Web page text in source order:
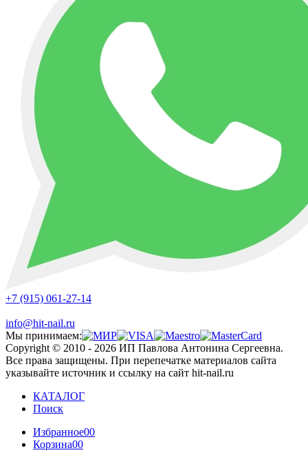
+7 (915) 061-27-14
info@hit-nail.ru
Мы принимаем:
Copyright © 2010 - 2026 ИП Павлова Антонина Сергеевна.
Все права защищены. При перепечатке материалов сайта
указывайте источник и ссылку на сайт hit-nail.ru
КАТАЛОГ
Поиск
Избранное00
Корзина00